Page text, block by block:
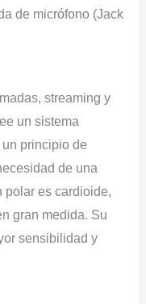
de micrófono (Jack
streaming y
un sistema
principio de
de una
polar es cardioide,
gran medida. Su
sensibilidad y